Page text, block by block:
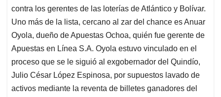
contra los gerentes de las loterías de Atlántico y Bolívar.
Uno más de la lista, cercano al zar del chance es Anuar
Oyola, dueño de Apuestas Ochoa, quién fue gerente de
Apuestas en Línea S.A. Oyola estuvo vinculado en el
proceso que se le siguió al exgobernador del Quindío,
Julio César López Espinosa, por supuestos lavado de
activos mediante la reventa de billetes ganadores del